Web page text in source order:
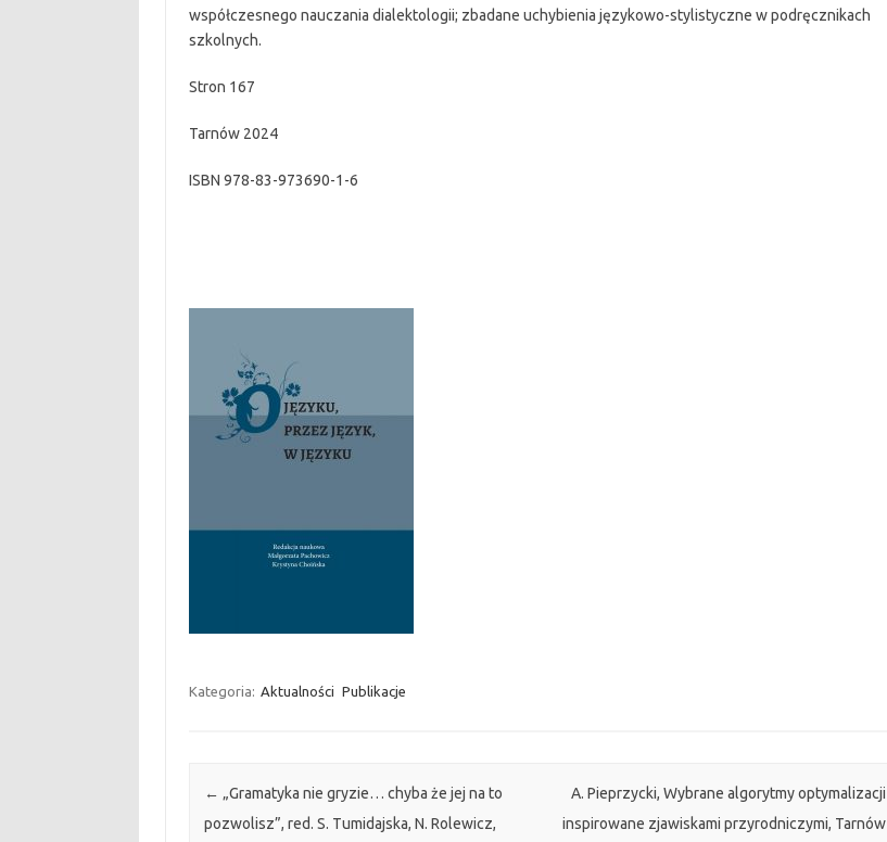
współczesnego nauczania dialektologii; zbadane uchybienia językowo-stylistyczne w podręcznikach
szkolnych.
Stron 167
Tarnów 2024
ISBN 978-83-973690-1-6
Kategoria: Aktualności Publikacje
Post navigation
← „Gramatyka nie gryzie… chyba że jej na to
pozwolisz”, red. S. Tumidajska, N. Rolewicz,
A. Pieprzycki, Wybrane algorytmy optymalizacji
inspirowane zjawiskami przyrodniczymi, Tarnów